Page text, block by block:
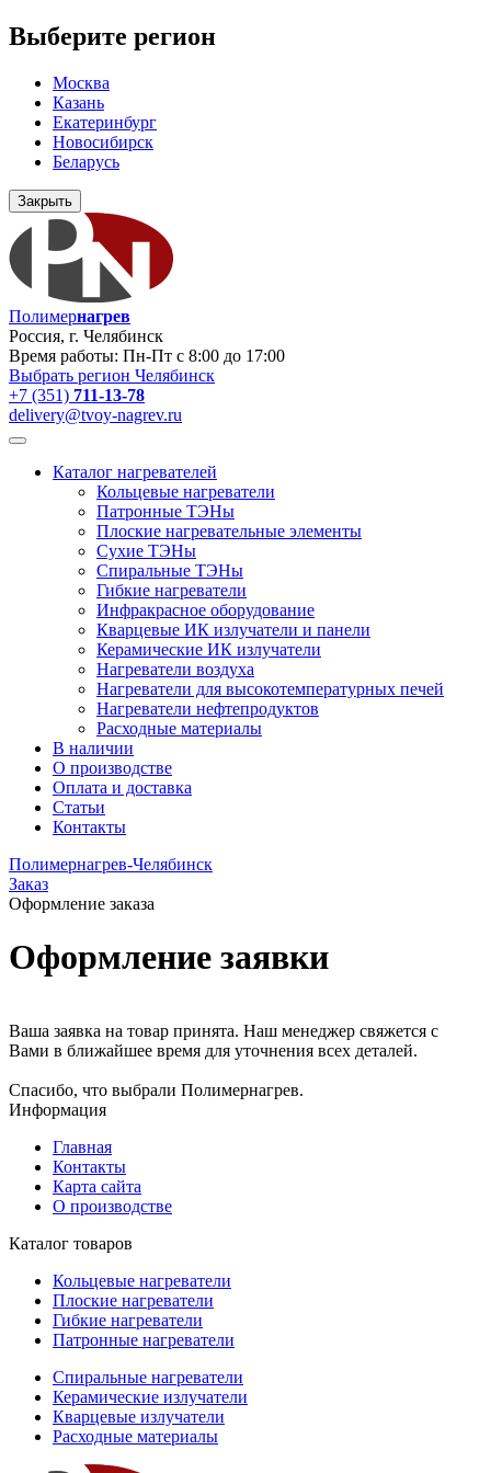
Выберите регион
Москва
Казань
Екатеринбург
Новосибирск
Беларусь
Закрыть
Полимернагрев
Россия, г. Челябинск
Время работы: Пн-Пт с 8:00 до 17:00
Выбрать регион Челябинск
+7 (351) 711-13-78
delivery@tvoy-nagrev.ru
Каталог нагревателей
Кольцевые нагреватели
Патронные ТЭНы
Плоские нагревательные элементы
Сухие ТЭНы
Спиральные ТЭНы
Гибкие нагреватели
Инфракрасное оборудование
Кварцевые ИК излучатели и панели
Керамические ИК излучатели
Нагреватели воздуха
Нагреватели для высокотемпературных печей
Нагреватели нефтепродуктов
Расходные материалы
В наличии
О производстве
Оплата и доставка
Статьи
Контакты
Полимернагрев-Челябинск
Заказ
Оформление заказа
Оформление заявки
Ваша заявка на товар принята. Наш менеджер свяжется с
Вами в ближайшее время для уточнения всех деталей.
Спасибо, что выбрали Полимернагрев.
Информация
Главная
Контакты
Карта сайта
О производстве
Каталог товаров
Кольцевые нагреватели
Плоские нагреватели
Гибкие нагреватели
Патронные нагреватели
Спиральные нагреватели
Керамические излучатели
Кварцевые излучатели
Расходные материалы